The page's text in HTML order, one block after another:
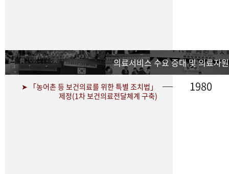
의료서비스 수요 증대 및 의료자
➤ 「농어촌 등 보건의료를 위한 특별 조치법」
제정(1차 보건의료전달체계 구축)
1980